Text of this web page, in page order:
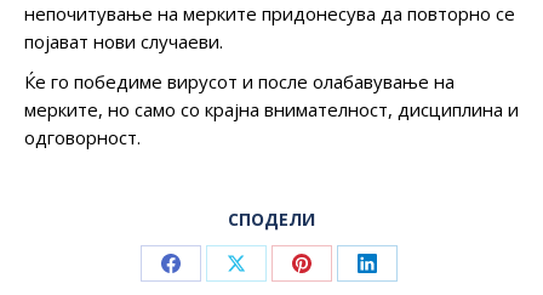
непочитување на мерките придонесува да повторно се
појават нови случаеви.
Ќе го победиме вирусот и после олабавување на
мерките, но само со крајна внимателност, дисциплина и
одговорност.
СПОДЕЛИ
Share Share Share Share